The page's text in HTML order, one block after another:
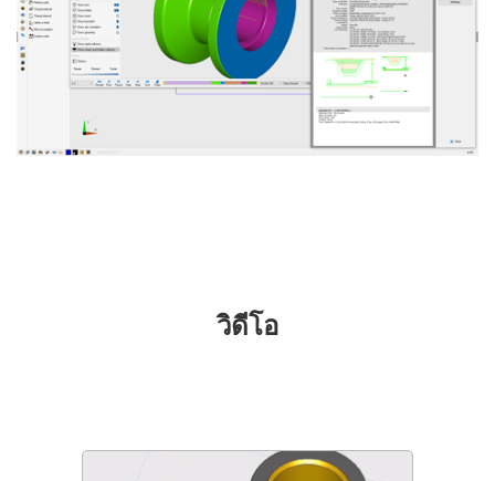
วิดีโอ